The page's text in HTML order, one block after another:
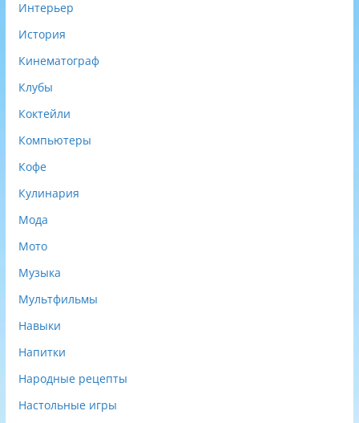
Интерьер
История
Кинематограф
Клубы
Коктейли
Компьютеры
Кофе
Кулинария
Мода
Мото
Музыка
Мультфильмы
Навыки
Напитки
Народные рецепты
Настольные игры